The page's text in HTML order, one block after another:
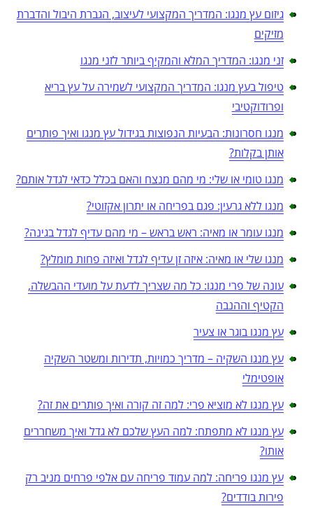
גיזום עץ מנגו: המדריך המקצועי לעיצוב, הגברת היבול והדברת
מזיקים
זני מנגו: המדריך המלא והמקיף ביותר לזני מנגו
טיפול בעץ מנגו: המדריך המקצועי לשמירה על עץ בריא
ופרודוקטיבי
מנגו חסרונות: הבעיות הנפוצות בגידול עץ מנגו ואיך פותרים
אותן בקלות?
מנגו טומי או שלי: מי מהם מנצח והאם בכלל כדאי לגדל אותם?
מנגו ללא גרעין: פגם בפריחה או יתרון אקזוטי?
מנגו עומר או מאיה: ראש בראש – מי מהם עדיף לגדל בגינה?
מנגו שלי או מאיה: איזה זן עדיף לגדל ואיזה פחות מומלץ?
עונה של פרי מנגו: כל מה שצריך לדעת על מועדי ההבשלה,
הקטיף וההנבה
עץ מנגו בוגר או צעיר
עץ מנגו השקיה – מדריך כמויות, תדירות ומשטר השקיה
אופטימלי
עץ מנגו לא מוציא פרי: למה זה קורה ואיך פותרים את זה?
עץ מנגו לא מתפתח: למה העץ שלכם לא גדל ואיך משחררים
אותו?
עץ מנגו פריחה: למה עמוד פריחה עם אלפי פרחים מניב רק
פירות בודדים?